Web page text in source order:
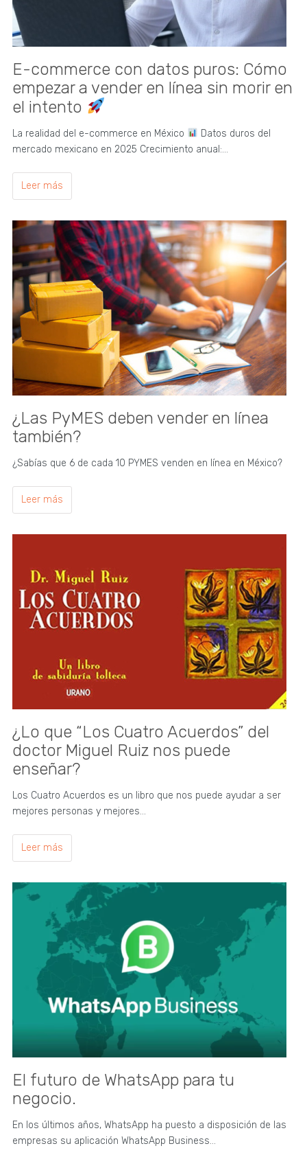
E-commerce con datos puros: Cómo
empezar a vender en línea sin morir en
el intento
La realidad del e-commerce en México
Datos duros del
mercado mexicano en 2025 Crecimiento anual:…
Leer más
¿Las PyMES deben vender en línea
también?
¿Sabías que 6 de cada 10 PYMES venden en línea en México?
Leer más
¿Lo que “Los Cuatro Acuerdos” del
doctor Miguel Ruiz nos puede
enseñar?
Los Cuatro Acuerdos es un libro que nos puede ayudar a ser
mejores personas y mejores…
Leer más
El futuro de WhatsApp para tu
negocio.
En los últimos años, WhatsApp ha puesto a disposición de las
empresas su aplicación WhatsApp Business…